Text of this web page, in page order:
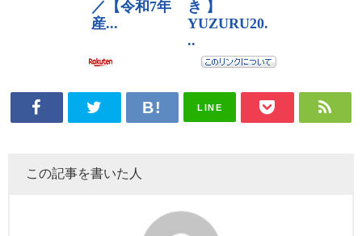
LINE
この記事を書いた人